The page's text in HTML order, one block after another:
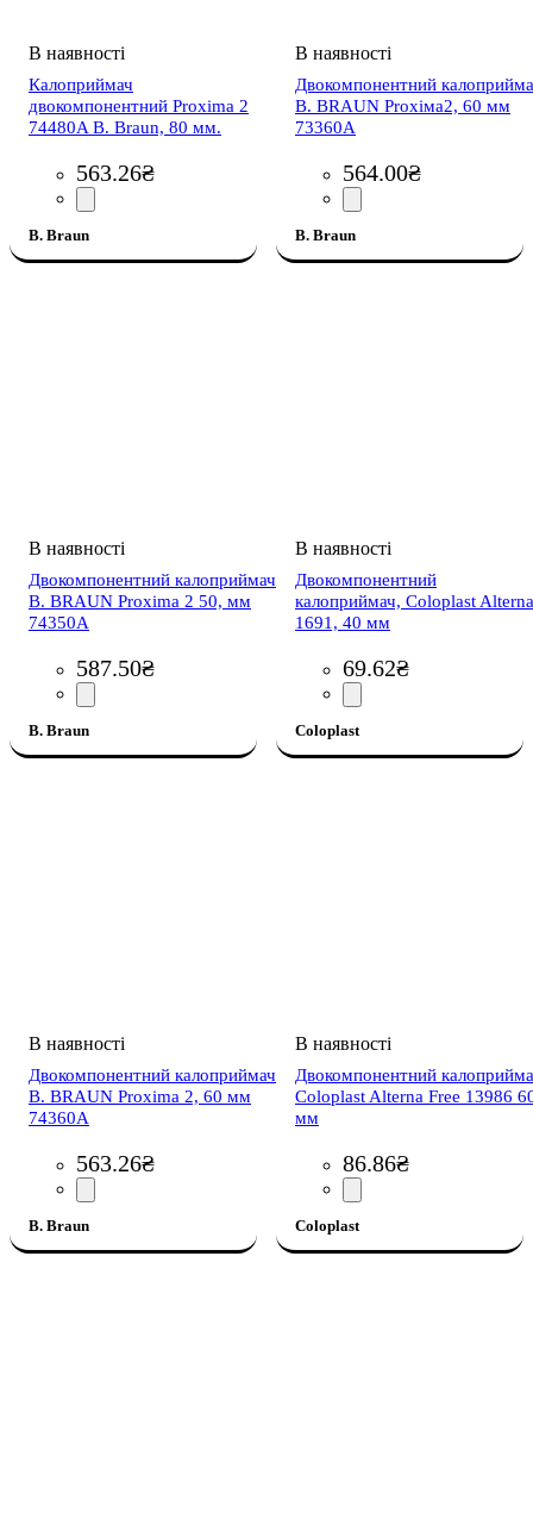
Калоприймач
двокомпонентний Proxima 2
74480A B. Braun, 80 мм.
563.26₴
B. Braun
Двокомпонентний
B. BRAUN Рrохіма2, 60 мм
73360A
564.00₴
B. Braun
Двокомпонентний калоприймач
B. BRAUN Proxima 2 50, мм
74350A
587.50₴
B. Braun
Двокомпонентний
калоприймач, Coloplast Alterna
1691, 40 мм
69.62₴
Coloplast
Двокомпонентний калоприймач
B. BRAUN Proxima 2, 60 мм
74360A
563.26₴
B. Braun
Двокомпонентний
Coloplast Alterna Free 13986
мм
86.86₴
Coloplast